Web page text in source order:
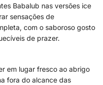
Babalub nas versões ice
sensações de
com o saboroso gosto
de prazer.
em lugar fresco ao abrigo
fora do alcance das